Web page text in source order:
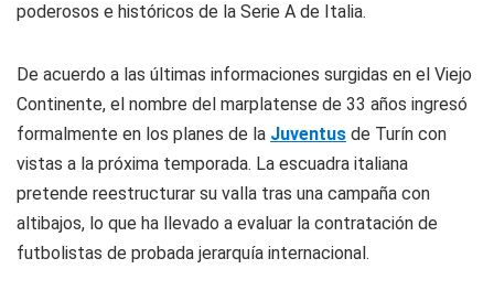
poderosos e históricos de la Serie A de Italia.
De acuerdo a las últimas informaciones surgidas en el Viejo
Continente, el nombre del marplatense de 33 años ingresó
formalmente en los planes de la Juventus de Turín con
vistas a la próxima temporada. La escuadra italiana
pretende reestructurar su valla tras una campaña con
altibajos, lo que ha llevado a evaluar la contratación de
futbolistas de probada jerarquía internacional.